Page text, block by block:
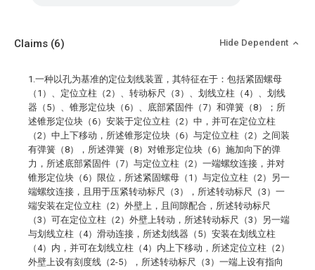
Claims (6) Hide Dependent
1.一种以孔为基准的定位划线装置，其特征在于：包括紧固螺母
（1）、定位立柱（2）、转动标尺（3）、划线立柱（4）、划线
器（5）、锥形定位块（6）、底部紧固件（7）和弹簧（8）；所
述锥形定位块（6）安装于定位立柱（2）中，并可在定位立柱
（2）中上下移动，所述锥形定位块（6）与定位立柱（2）之间装
有弹簧（8），所述弹簧（8）对锥形定位块（6）施加向下的弹
力，所述底部紧固件（7）与定位立柱（2）一端螺纹连接，并对
锥形定位块（6）限位，所述紧固螺母（1）与定位立柱（2）另一
端螺纹连接，且用于压紧转动标尺（3），所述转动标尺（3）一
端安装在定位立柱（2）外壁上，且间隙配合，所述转动标尺
（3）可在定位立柱（2）外壁上转动，所述转动标尺（3）另一端
与划线立柱（4）滑动连接，所述划线器（5）安装在划线立柱
（4）内，并可在划线立柱（4）内上下移动，所述定位立柱（2）
外壁上设有刻度线（2-5），所述转动标尺（3）一端上设有指向